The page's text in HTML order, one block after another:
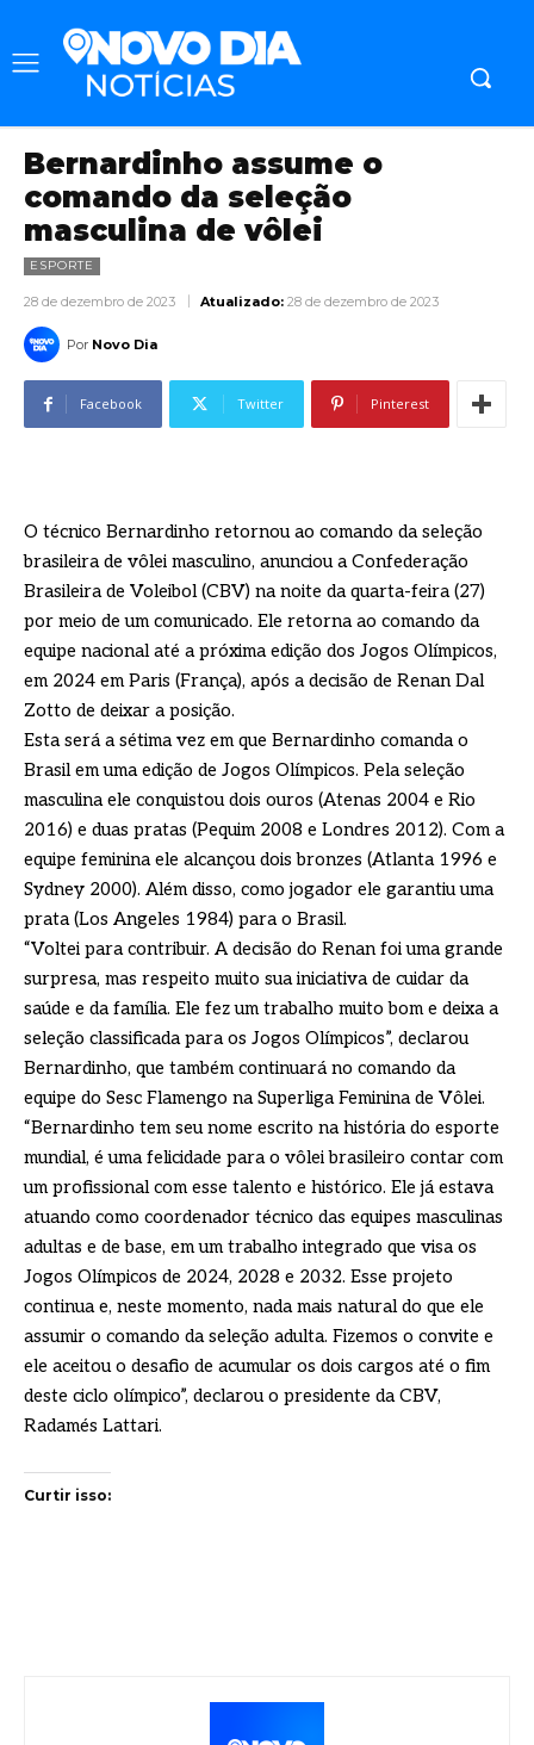
Bernardinho assume o
comando da seleção
masculina de vôlei
ESPORTE
28 de dezembro de 2023 Atualizado: 28 de dezembro de 2023
Por Novo Dia
Facebook Twitter Pinterest
O técnico Bernardinho retornou ao comando da seleção
brasileira de vôlei masculino, anunciou a Confederação
Brasileira de Voleibol (CBV) na noite da quarta-feira (27)
por meio de um comunicado. Ele retorna ao comando da
equipe nacional até a próxima edição dos Jogos Olímpicos,
em 2024 em Paris (França), após a decisão de Renan Dal
Zotto de deixar a posição.
Esta será a sétima vez em que Bernardinho comanda o
Brasil em uma edição de Jogos Olímpicos. Pela seleção
masculina ele conquistou dois ouros (Atenas 2004 e Rio
2016) e duas pratas (Pequim 2008 e Londres 2012). Com a
equipe feminina ele alcançou dois bronzes (Atlanta 1996 e
Sydney 2000). Além disso, como jogador ele garantiu uma
prata (Los Angeles 1984) para o Brasil.
“Voltei para contribuir. A decisão do Renan foi uma grande
surpresa, mas respeito muito sua iniciativa de cuidar da
saúde e da família. Ele fez um trabalho muito bom e deixa a
seleção classificada para os Jogos Olímpicos”, declarou
Bernardinho, que também continuará no comando da
equipe do Sesc Flamengo na Superliga Feminina de Vôlei.
“Bernardinho tem seu nome escrito na história do esporte
mundial, é uma felicidade para o vôlei brasileiro contar com
um profissional com esse talento e histórico. Ele já estava
atuando como coordenador técnico das equipes masculinas
adultas e de base, em um trabalho integrado que visa os
Jogos Olímpicos de 2024, 2028 e 2032. Esse projeto
continua e, neste momento, nada mais natural do que ele
assumir o comando da seleção adulta. Fizemos o convite e
ele aceitou o desafio de acumular os dois cargos até o fim
deste ciclo olímpico”, declarou o presidente da CBV,
Radamés Lattari.
Curtir isso: